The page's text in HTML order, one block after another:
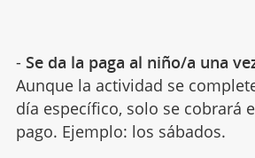
- Se da la paga al niño/a una
Aunque la actividad se
día específico, solo se cobrará
pago. Ejemplo: los sábados.